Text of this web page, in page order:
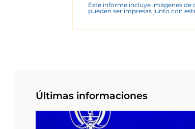
Este informe incluye imágenes de
pueden ser impresas junto con
Últimas informaciones